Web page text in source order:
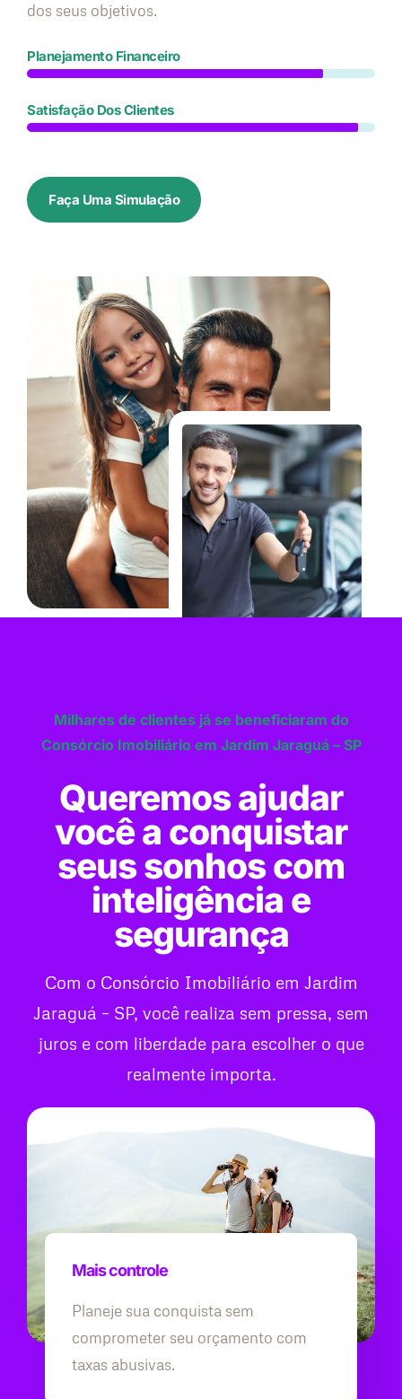
dos seus objetivos.
Planejamento Financeiro
Satisfação Dos Clientes
Faça Uma Simulação
Milhares de clientes já se beneficiaram do
Consórcio Imobiliário em Jardim Jaraguá – SP
Queremos ajudar
você a conquistar
seus sonhos com
inteligência e
segurança
Com o Consórcio Imobiliário em Jardim
Jaraguá – SP, você realiza sem pressa, sem
juros e com liberdade para escolher o que
realmente importa.
Mais controle
Planeje sua conquista sem
comprometer seu orçamento com
taxas abusivas.